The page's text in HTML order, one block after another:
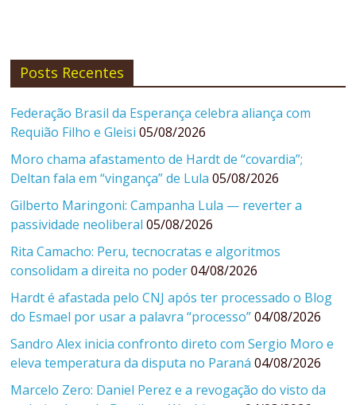
Posts Recentes
Federação Brasil da Esperança celebra aliança com
Requião Filho e Gleisi 05/08/2026
Moro chama afastamento de Hardt de “covardia”;
Deltan fala em “vingança” de Lula 05/08/2026
Gilberto Maringoni: Campanha Lula — reverter a
passividade neoliberal 05/08/2026
Rita Camacho: Peru, tecnocratas e algoritmos
consolidam a direita no poder 04/08/2026
Hardt é afastada pelo CNJ após ter processado o Blog
do Esmael por usar a palavra “processo” 04/08/2026
Sandro Alex inicia confronto direto com Sergio Moro e
eleva temperatura da disputa no Paraná 04/08/2026
Marcelo Zero: Daniel Perez e a revogação do visto da